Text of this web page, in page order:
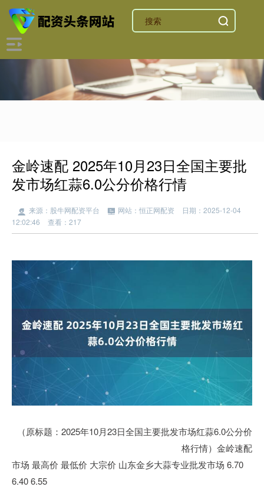
金岭速配 2025年10月23日全国主要批
发市场红蒜6.0公分价格行情
来源：股牛网配资平台 网站：恒正网配资
日期：2025-12-04
12:02:46
查看：217
（原标题：2025年10月23日全国主要批发市场红蒜6.0公分价
格行情）金岭速配
市场 最高价 最低价 大宗价 山东金乡大蒜专业批发市场 6.70
6.40 6.55